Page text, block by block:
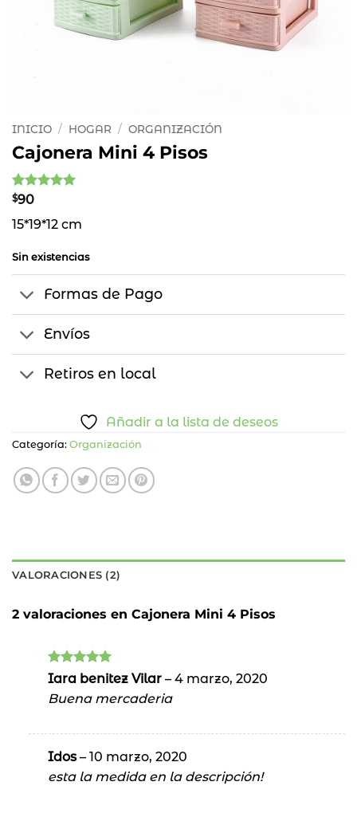
INICIO / HOGAR / ORGANIZACIÓN
Cajonera Mini 4 Pisos
Valorado
en base a
1
de un
cliente
$90
15*19*12 cm
Sin existencias
Formas de Pago
Envíos
Retiros en local
Añadir a la lista de deseos
Categoría: Organización
VALORACIONES (2)
2 valoraciones en Cajonera Mini 4 Pisos
Valorado
Iara benitez Vilar – 4 marzo, 2020
Buena mercaderia
Idos– 10 marzo, 2020
esta la medida en la descripción!